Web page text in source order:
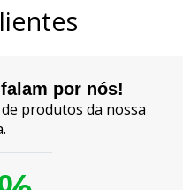
por nós!
produtos da nossa